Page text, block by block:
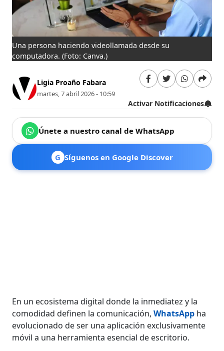
Una persona haciendo videollamada desde su
computadora.(Foto: Canva.)
Ligia Proaño Fabara
martes, 7 abril 2026 - 10:59
Activar Notificaciones
Únete a nuestro canal de WhatsApp
G Síguenos en Google Discover
En un ecosistema digital donde la inmediatez y la
comodidad definen la comunicación,WhatsApp ha
evolucionado de ser una aplicación exclusivamente
móvil a una herramienta esencial de escritorio.